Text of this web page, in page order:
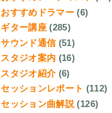
おすすめドラマー (6)
ギター講座 (285)
サウンド通信 (51)
スタジオ案内 (16)
スタジオ紹介 (6)
セッションレポート (112)
セッション曲解説 (126)